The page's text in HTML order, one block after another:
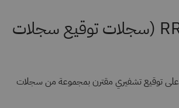
سجلات RRSIG (سجلات توقيع سجلات
تحتوي سجلات RRSIG على توقيع تشفيري مقترن بمجموعة من سجلات